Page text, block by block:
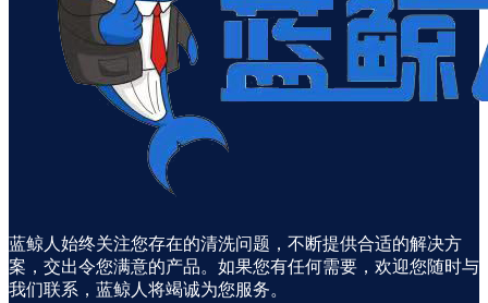
蓝鲸人始终关注您存在的清洗问题，不断提供合适的解决方
案，交出令您满意的产品。如果您有任何需要，欢迎您随时与
我们联系，蓝鲸人将竭诚为您服务。